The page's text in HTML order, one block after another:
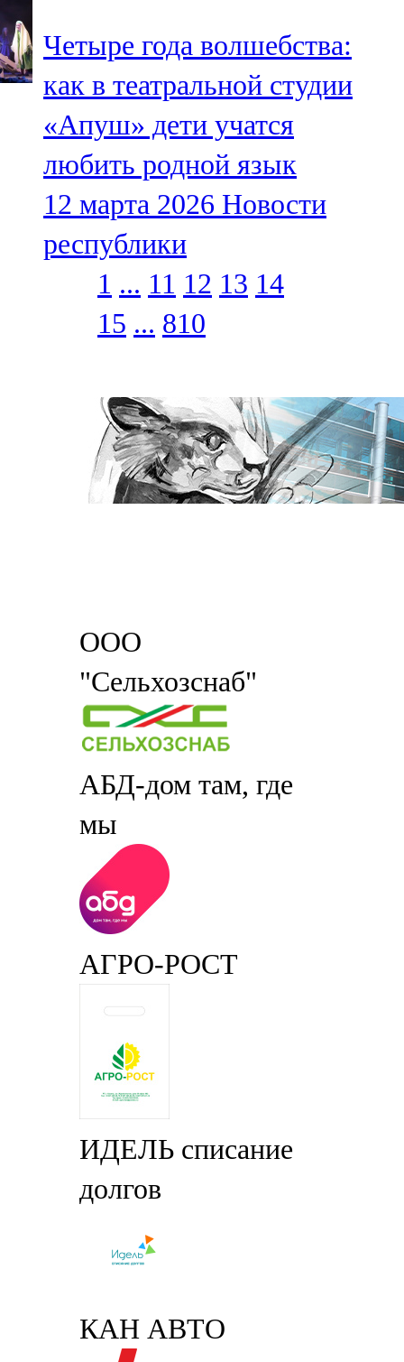
Четыре года волшебства:
как в театральной студии
«Апуш» дети учатся
любить родной язык
12 марта 2026 Новости
республики
1 ... 11 12 13 14
15 ... 810
ООО
"Сельхозснаб"
АБД-дом там, где
мы
АГРО-РОСТ
ИДЕЛЬ списание
долгов
КАН АВТО